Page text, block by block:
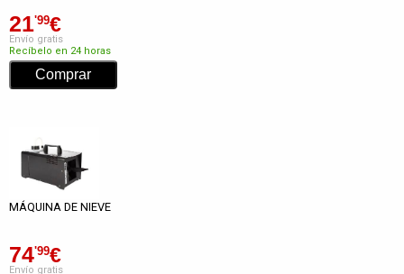
21'99€
Envío gratis
Recíbelo en 24 horas
MÁQUINA DE NIEVE
74'99€
Envío gratis